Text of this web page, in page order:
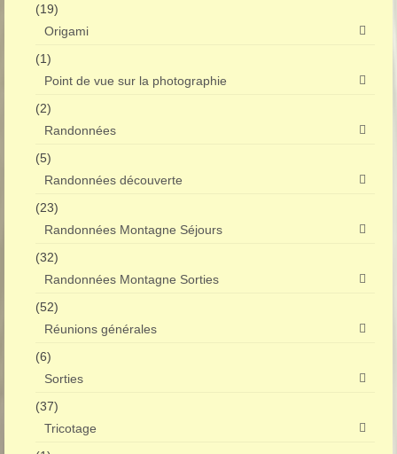
(19)
Origami
(1)
Point de vue sur la photographie
(2)
Randonnées
(5)
Randonnées découverte
(23)
Randonnées Montagne Séjours
(32)
Randonnées Montagne Sorties
(52)
Réunions générales
(6)
Sorties
(37)
Tricotage